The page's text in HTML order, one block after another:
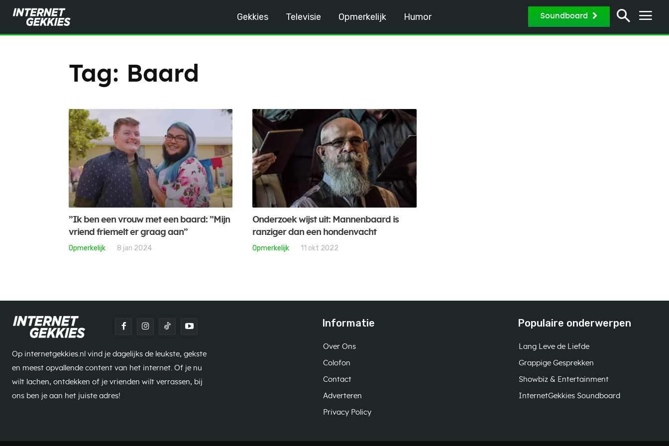
Gekkies Televisie Opmerkelijk Humor Soundboard
Tag: Baard
”Ik ben een vrouw met een baard: ”Mijn
vriend friemelt er graag aan”
Opmerkelijk 8 jan 2024
Onderzoek wijst uit: Mannenbaard is
ranziger dan een hondenvacht
Opmerkelijk 11 okt 2022
Op internetgekkies.nl vind je dagelijks de leukste, gekste
en meest opvallende content van het internet. Of je nu
wilt lachen, ontdekken of je vrienden wilt verrassen, bij
ons ben je aan het juiste adres!
Informatie
Over Ons
Colofon
Contact
Adverteren
Privacy Policy
Populaire onderwerpen
Lang Leve de Liefde
Grappige Gesprekken
Showbiz & Entertainment
InternetGekkies Soundboard